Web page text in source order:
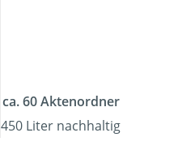
ca. 60 Aktenordner
450 Liter nachhaltig